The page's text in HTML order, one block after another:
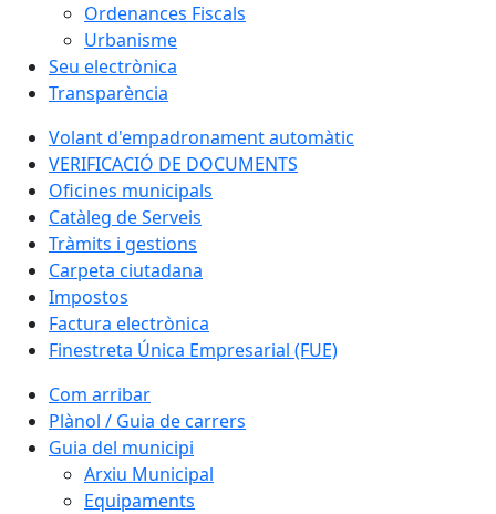
Ordenances Fiscals
Urbanisme
Seu electrònica
Transparència
Volant d'empadronament automàtic
VERIFICACIÓ DE DOCUMENTS
Oficines municipals
Catàleg de Serveis
Tràmits i gestions
Carpeta ciutadana
Impostos
Factura electrònica
Finestreta Única Empresarial (FUE)
Com arribar
Plànol / Guia de carrers
Guia del municipi
Arxiu Municipal
Equipaments